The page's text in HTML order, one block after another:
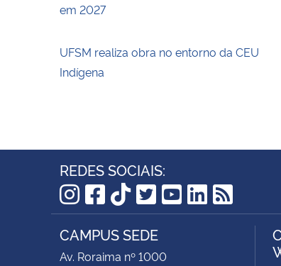
em 2027
UFSM realiza obra no entorno da CEU
Indígena
REDES SOCIAIS:
Instagram
Facebook
TikTok
Twitter
YouTube
LinkedIn
RSS
CAMPUS SEDE
Av. Roraima nº 1000